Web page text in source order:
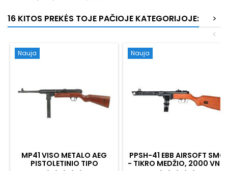
16 KITOS PREKĖS TOJE PAČIOJE KATEGORIJOJE:
>
<
Nauja
MP41 VISO METALO AEG
PISTOLETINIO TIPO
Nauja
PPSH-41 EBB AIRSOFT SMG
- TIKRO MEDŽIO, 2000 VNT.